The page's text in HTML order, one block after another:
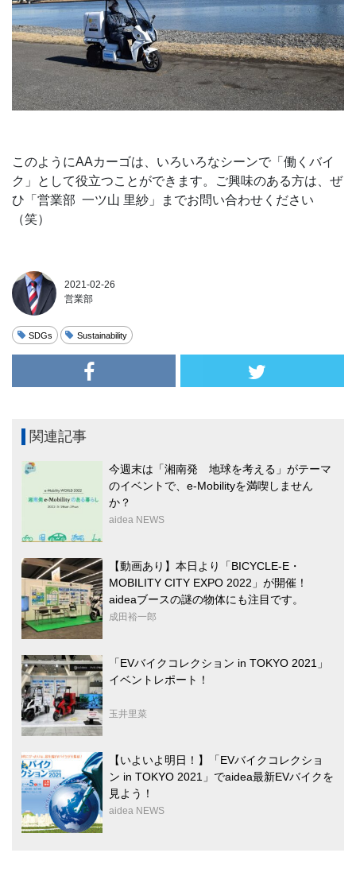
このようにAAカーゴは、いろいろなシーンで「働くバイ
ク」として役立つことができます。ご興味のある方は、ぜ
ひ「営業部 一ツ山 里紗」までお問い合わせください
（笑）
2021-02-26
営業部
SDGs Sustainability
関連記事
今週末は「湘南発 地球を考える」がテーマ
のイベントで、e-Mobilityを満喫しません
か？
aidea NEWS
【動画あり】本日より「BICYCLE-E・
MOBILITY CITY EXPO 2022」が開催！
aideaブースの謎の物体にも注目です。
成田裕一郎
「EVバイクコレクション in TOKYO 2021」
イベントレポート！
玉井里菜
【いよいよ明日！】「EVバイクコレクショ
ン in TOKYO 2021」でaidea最新EVバイクを
見よう！
aidea NEWS